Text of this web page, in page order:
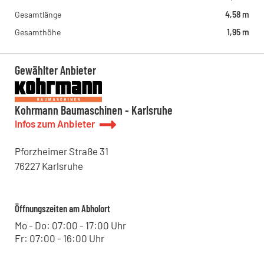
Gesamtlänge
4,58 m
Gesamthöhe
1,95 m
Gewählter Anbieter
Kohrmann Baumaschinen - Karlsruhe
Infos zum Anbieter
Pforzheimer Straße 31
76227 Karlsruhe
Öffnungszeiten am Abholort
Mo - Do: 07:00 - 17:00 Uhr
Fr: 07:00 - 16:00 Uhr